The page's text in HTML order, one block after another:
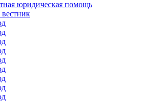
юридическая помощь